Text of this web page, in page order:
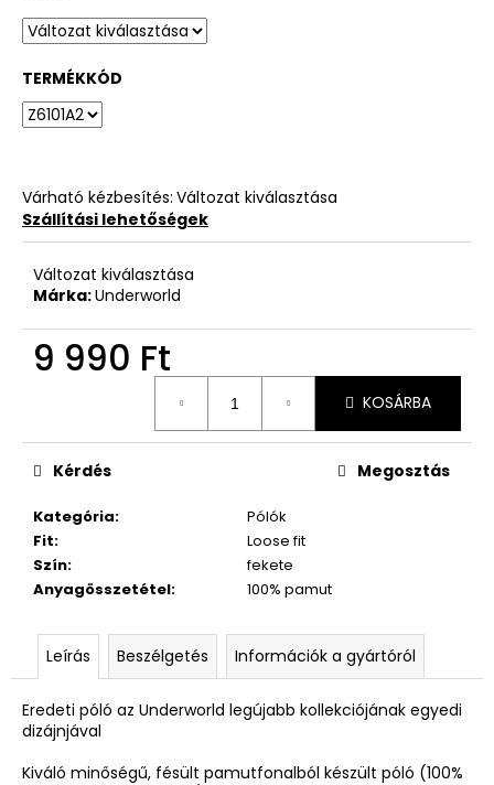
TERMÉKKÓD
Várható kézbesítés: Változat kiválasztása
Szállítási lehetőségek
Változat kiválasztása
Márka:Underworld
9 990 Ft
KOSÁRBA
Kategória:
Pólók
Fit:
Loose fit
Szín:
fekete
Anyagösszetétel: 100% pamut
Kérdés Megosztás
Leírás Beszélgetés Információk a gyártóról
Eredeti póló az Underworld legújabb kollekciójának egyedi
dizájnjával
Kiváló minőségű, fésült pamutfonalból készült póló (100%